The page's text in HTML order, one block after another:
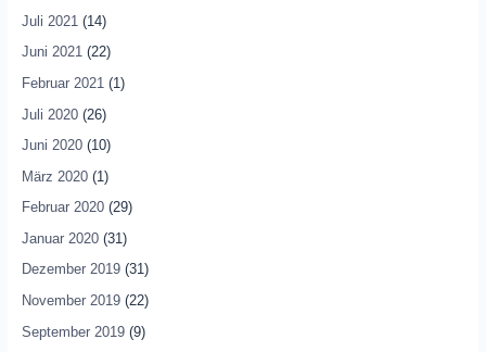
Juli 2021 (14)
Juni 2021(22)
Februar 2021(1)
Juli 2020(26)
Juni 2020(10)
März 2020(1)
Februar 2020(29)
Januar 2020(31)
Dezember 2019(31)
November 2019(22)
September 2019(9)